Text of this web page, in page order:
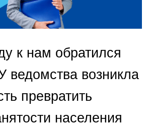
к нам обратился
ведомства возникла
превратить
населения